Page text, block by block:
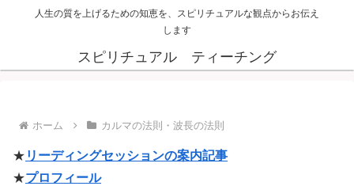
人生の質を上げるための知恵を、スピリチュアルな観点からお伝え
します
スピリチュアル ティーチング
ホーム カルマの法則・波長の法則
★ リーディングセッションの案内記事
★プロフィール